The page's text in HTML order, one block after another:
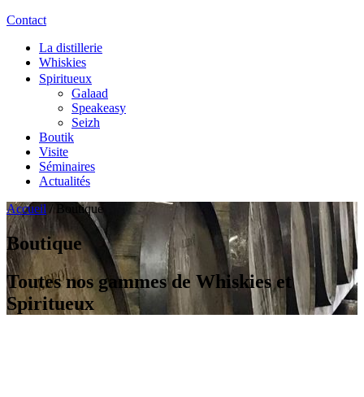
Contact
La distillerie
Whiskies
Spiritueux
Galaad
Speakeasy
Seizh
Boutik
Visite
Séminaires
Actualités
Accueil / Boutique
Boutique
Toutes nos gammes de Whiskies et
Spiritueux